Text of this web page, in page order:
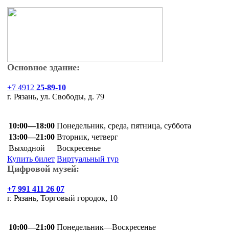
Основное здание:
+7 4912 25-89-10
г. Рязань, ул. Свободы, д. 79
10:00—18:00 Понедельник, среда, пятница, суббота
13:00—21:00 Вторник, четверг
Выходной
Воскресенье
Купить билет Виртуальный тур
Цифровой музей:
+7 991 411 26 07
г. Рязань, Торговый городок, 10
10:00—21:00 Понедельник—Воскресенье